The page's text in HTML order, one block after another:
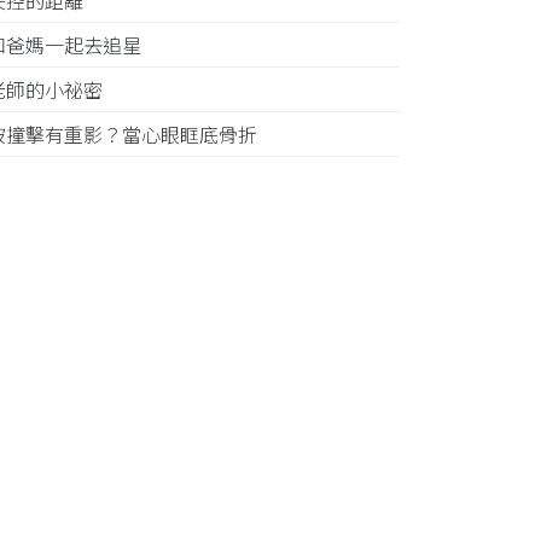
爸媽一起去追星
師的小祕密
撞擊有重影？當心眼眶底骨折